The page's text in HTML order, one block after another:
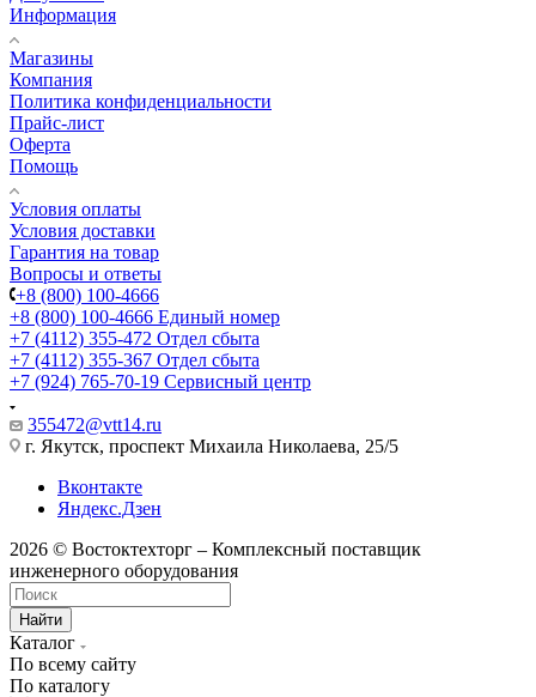
Информация
Магазины
Компания
Политика конфиденциальности
Прайс-лист
Оферта
Помощь
Условия оплаты
Условия доставки
Гарантия на товар
Вопросы и ответы
+8 (800) 100-4666
+8 (800) 100-4666 Единый номер
+7 (4112) 355-472 Отдел сбыта
+7 (4112) 355-367 Отдел сбыта
+7 (924) 765-70-19 Сервисный центр
355472@vtt14.ru
г. Якутск, проспект Михаила Николаева, 25/5
Вконтакте
Яндекс.Дзен
2026 © Востоктехторг – Комплексный поставщик
инженерного оборудования
Найти
Каталог
По всему сайту
По каталогу